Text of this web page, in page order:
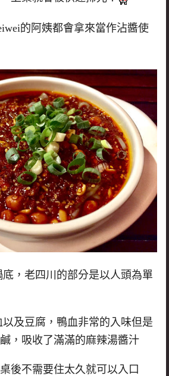
的阿姨都會拿來當作沾醬使
，老四川的部分是以人頭為單
及豆腐，鴨血非常的入味但是
，吸收了滿滿的麻辣湯醬汁
後不需要住太久就可以入口